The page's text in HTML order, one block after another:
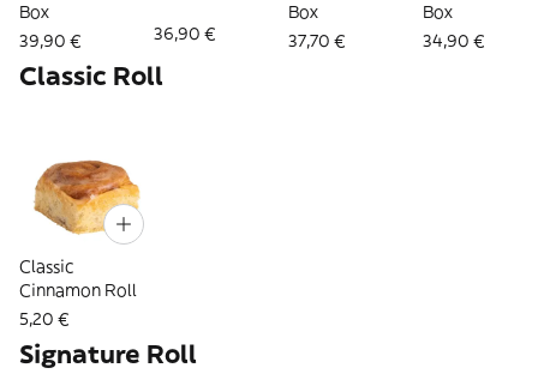
Box
39,90 €
36,90 €
Box
37,70 €
Box
34,90 €
Classic Roll
Classic
Cinnamon Roll
5,20 €
Signature Roll